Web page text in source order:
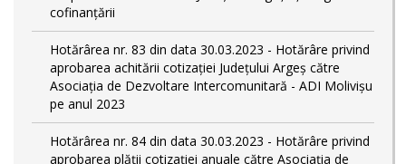
cofinanțării
Hotărârea nr. 83 din data 30.03.2023 - Hotărâre privind
aprobarea achitării cotizației Județului Argeș către
Asociația de Dezvoltare Intercomunitară - ADI Molivișu
pe anul 2023
Hotărârea nr. 84 din data 30.03.2023 - Hotărâre privind
aprobarea plății cotizației anuale către Asociația de